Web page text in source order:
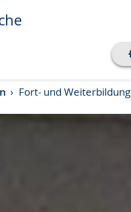
Fort- und Weiterbildung